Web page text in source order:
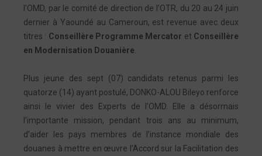
l’OMD, par le comité de direction de l’OTR, du 20 au 24 juin
dernier à Yaoundé au Cameroun, est revenue avec deux
titres : Conseillère Programme Mercator et Conseillère
en Modernisation Douanière.
Plus jeune des sept (07) candidats retenus parmi les
quatorze (14) ayant postulé, DONKO-ALOU Bileyo renforce
ainsi le vivier des Experts de l’OMD. Elle a désormais
l’importante mission, pendant trois ans au minimum,
d’aider les pays membres de l’instance mondiale des
douanes à mettre en œuvre l’Accord sur la Facilitation des